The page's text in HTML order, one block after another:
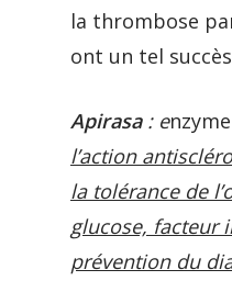
la thrombose
ont un tel
Apirasa : e
l’action
la tolérance de
glucose, facteur
prévention du